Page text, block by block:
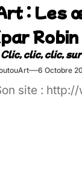
: Les
6 Octobre
site :